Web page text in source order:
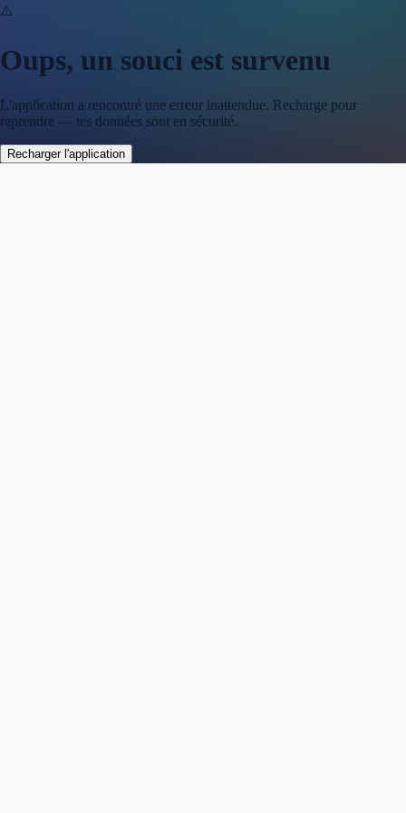
⚠️
Oups, un souci est survenu
L'application a rencontré une erreur inattendue. Recharge pour
reprendre — tes données sont en sécurité.
Recharger l'application